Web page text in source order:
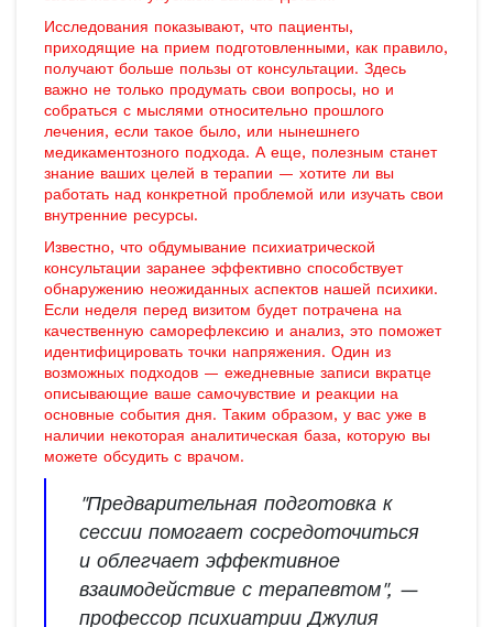
Исследования показывают, что пациенты,
приходящие на прием подготовленными, как правило,
получают больше пользы от консультации. Здесь
важно не только продумать свои вопросы, но и
собраться с мыслями относительно прошлого
лечения, если такое было, или нынешнего
медикаментозного подхода. А еще, полезным станет
знание ваших целей в терапии — хотите ли вы
работать над конкретной проблемой или изучать свои
внутренние ресурсы.
Известно, что обдумывание психиатрической
консультации заранее эффективно способствует
обнаружению неожиданных аспектов нашей психики.
Если неделя перед визитом будет потрачена на
качественную саморефлексию и анализ, это поможет
идентифицировать точки напряжения. Один из
возможных подходов — ежедневные записи вкратце
описывающие ваше самочувствие и реакции на
основные события дня. Таким образом, у вас уже в
наличии некоторая аналитическая база, которую вы
можете обсудить с врачом.
"Предварительная подготовка к
сессии помогает сосредоточиться
и облегчает эффективное
взаимодействие с терапевтом", —
профессор психиатрии Джулия